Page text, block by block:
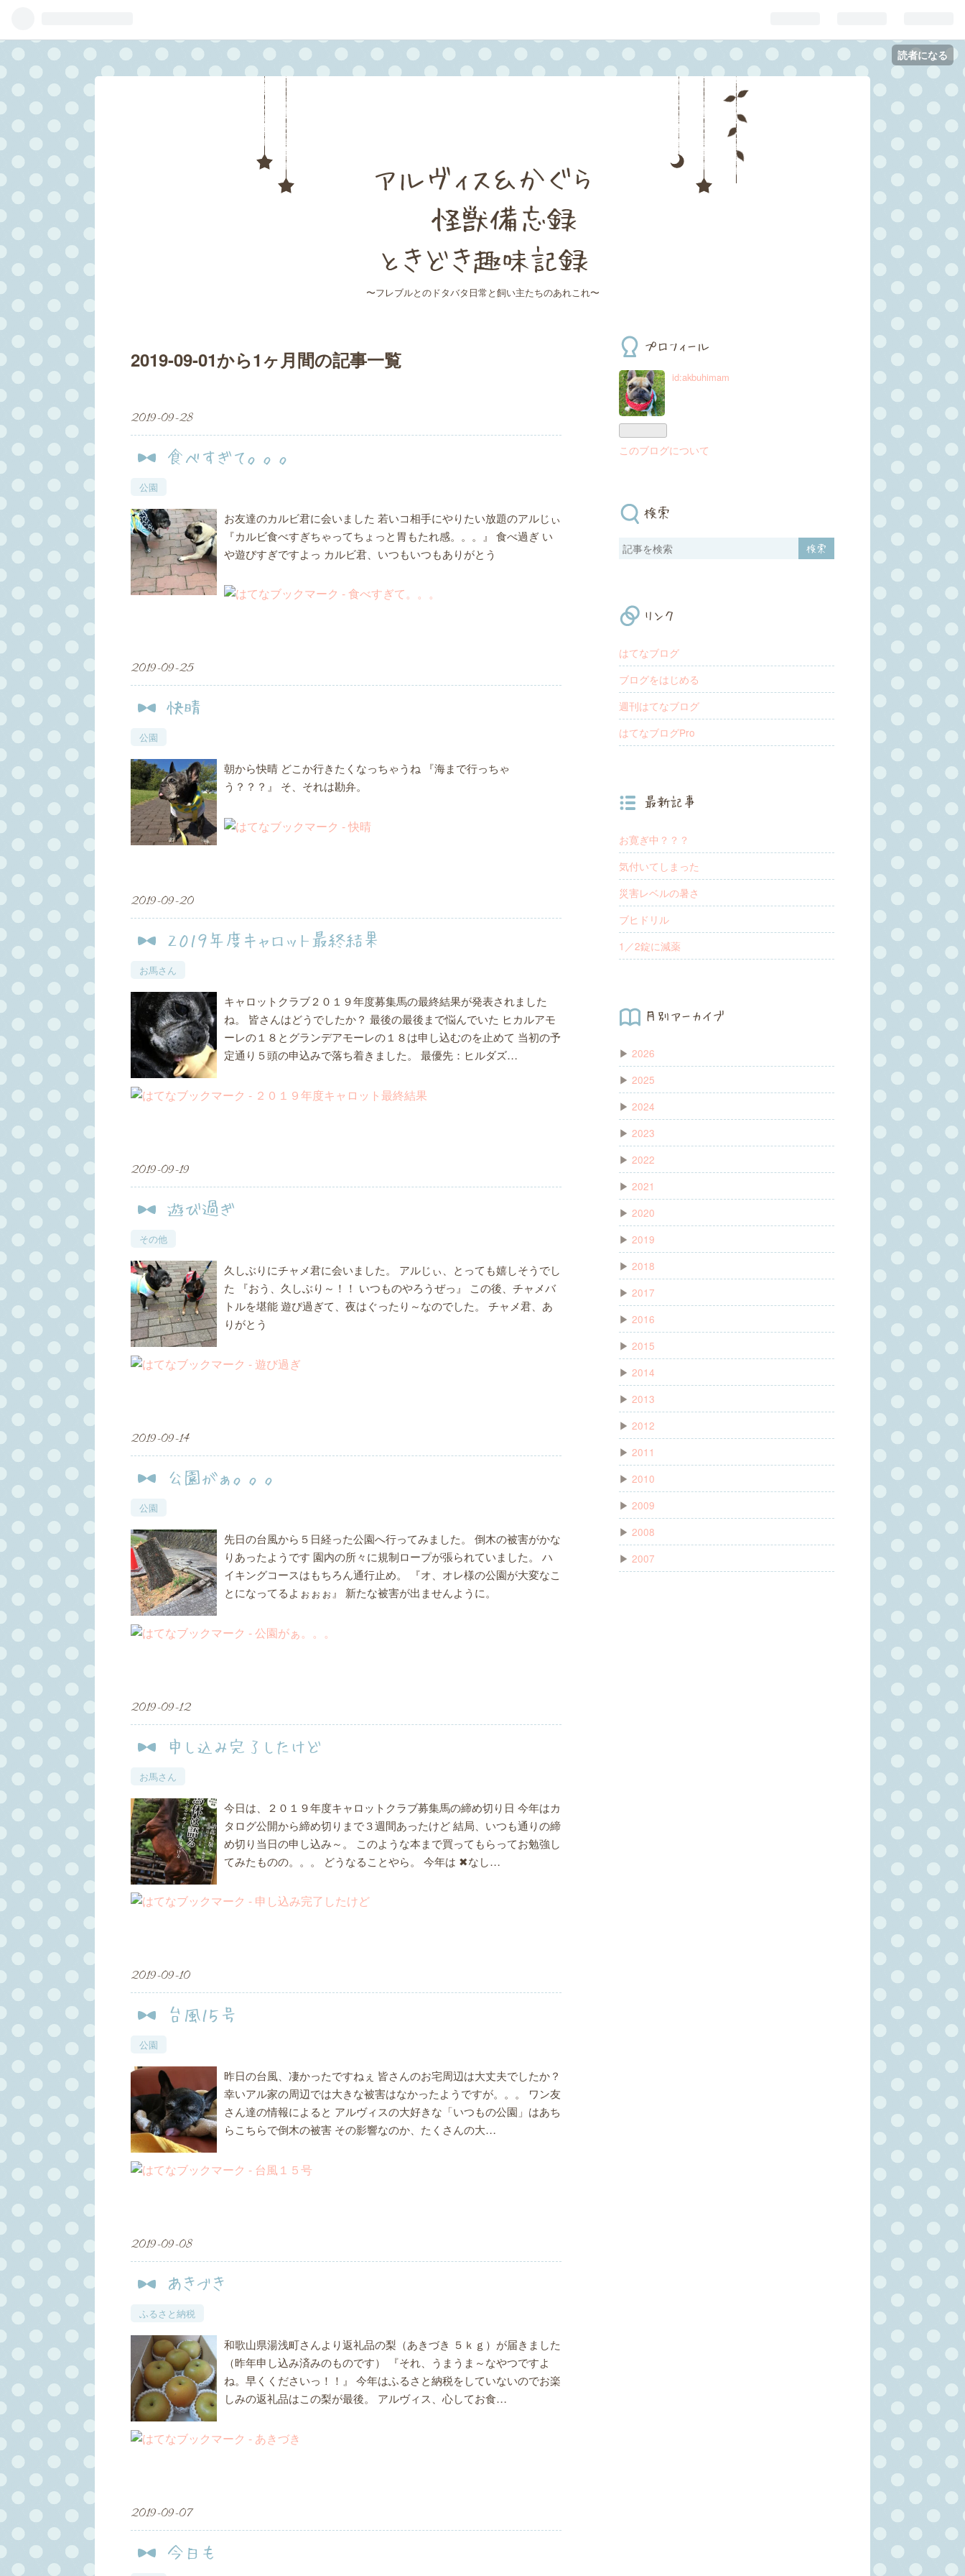
読者になる
アルヴィス＆かぐら
怪獣備忘録
ときどき趣味記録
〜フレブルとのドタバタ日常と飼い主たちのあれこれ〜
2019-09-01から1ヶ月間の記事一覧
2019-09-28
食べすぎて。。。
公園
お友達のカルビ君に会いました 若いコ相手にやりたい放題のアルじぃ
『カルビ食べすぎちゃってちょっと胃もたれ感。。。』 食べ過ぎ い
や遊びすぎですよっ カルビ君、いつもいつもありがとう
2019-09-25
快晴
公園
朝から快晴 どこか行きたくなっちゃうね 『海まで行っちゃ
う？？？』 そ、それは勘弁。
2019-09-20
２０１９年度キャロット最終結果
お馬さん
キャロットクラブ２０１９年度募集馬の最終結果が発表されました
ね。 皆さんはどうでしたか？ 最後の最後まで悩んでいた ヒカルアモ
ーレの１８とグランデアモーレの１８は申し込むのを止めて 当初の予
定通り５頭の申込みで落ち着きました。 最優先：ヒルダズ…
2019-09-19
遊び過ぎ
その他
久しぶりにチャメ君に会いました。 アルじぃ、とっても嬉しそうでし
た 『おう、久しぶり～！！ いつものやろうぜっ』 この後、チャメバ
トルを堪能 遊び過ぎて、夜はぐったり～なのでした。 チャメ君、あ
りがとう
2019-09-14
公園がぁ。。。
公園
先日の台風から５日経った公園へ行ってみました。 倒木の被害がかな
りあったようです 園内の所々に規制ロープが張られていました。 ハ
イキングコースはもちろん通行止め。 『オ、オレ様の公園が大変なこ
とになってるよぉぉぉ』 新たな被害が出ませんように。
2019-09-12
申し込み完了したけど
お馬さん
今日は、２０１９年度キャロットクラブ募集馬の締め切り日 今年はカ
タログ公開から締め切りまで３週間あったけど 結局、いつも通りの締
め切り当日の申し込み～。 このような本まで買ってもらってお勉強し
てみたものの。。。 どうなることやら。 今年は ✖なし…
2019-09-10
台風１５号
公園
昨日の台風、凄かったですねぇ 皆さんのお宅周辺は大丈夫でしたか？
幸いアル家の周辺では大きな被害はなかったようですが。。。 ワン友
さん達の情報によると アルヴィスの大好きな「いつもの公園」はあち
らこちらで倒木の被害 その影響なのか、たくさんの大…
2019-09-08
あきづき
ふるさと納税
和歌山県湯浅町さんより返礼品の梨（あきづき ５ｋｇ）が届きました
（昨年申し込み済みのものです） 『それ、うまうま～なやつですよ
ね。早くくださいっ！！』 今年はふるさと納税をしていないのでお楽
しみの返礼品はこの梨が最後。 アルヴィス、心してお食…
2019-09-07
今日も
プロフィール
id:akbuhimam
このブログについて
検索
リンク
はてなブログ
ブログをはじめる
週刊はてなブログ
はてなブログPro
最新記事
お寛ぎ中？？？
気付いてしまった
災害レベルの暑さ
ブヒドリル
1／2錠に減薬
月別アーカイブ
▶ 2026
▶ 2025
▶ 2024
▶ 2023
▶ 2022
▶ 2021
▶ 2020
▶ 2019
▶ 2018
▶ 2017
▶ 2016
▶ 2015
▶ 2014
▶ 2013
▶ 2012
▶ 2011
▶ 2010
▶ 2009
▶ 2008
▶ 2007